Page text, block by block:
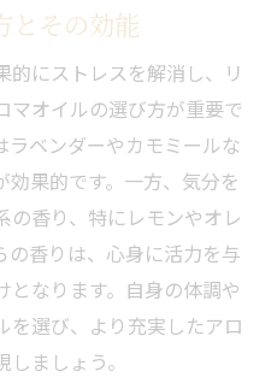
ットの選び方
らす多様な効能
アロマテラピースポット
来展望
マで整える秘訣
る重要性
常に取り入れる方法
マオイルの選び方
のアロマ活用法
とその効能
的にストレスを解消し、リ
マオイルの選び方が重要で
ラベンダーやカモミールな
効果的です。一方、気分を
の香り、特にレモンやオレ
の香りは、心身に活力を与
となります。自身の体調や
を選び、より充実したアロ
ましょう。